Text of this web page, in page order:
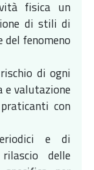
fisica un
di stili di
del fenomeno
di ogni
valutazione
con
e di
delle